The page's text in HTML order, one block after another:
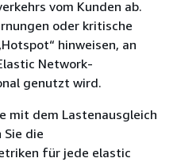
vom Kunden ab.
oder kritische
hinweisen, an
Network-
genutzt wird.
mit dem Lastenausgleich
die
für jede elastic